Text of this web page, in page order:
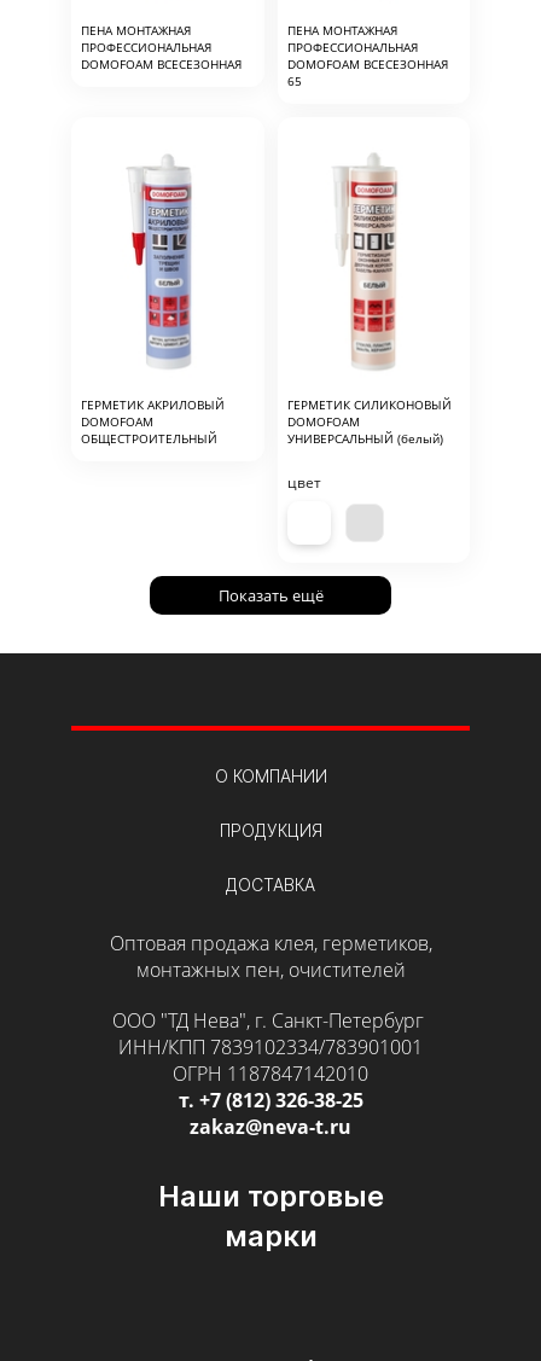
ПЕНА МОНТАЖНАЯ
ПРОФЕССИОНАЛЬНАЯ
DOMOFOAM ВСЕСЕЗОННАЯ
ПЕНА МОНТАЖНАЯ
ПРОФЕССИОНАЛЬНАЯ
DOMOFOAM ВСЕСЕЗОННАЯ
65
ГЕРМЕТИК АКРИЛОВЫЙ
DOMOFOAM
ОБЩЕСТРОИТЕЛЬНЫЙ
ГЕРМЕТИК СИЛИКОНОВЫЙ
DOMOFOAM
УНИВЕРСАЛЬНЫЙ (белый)
цвет
Показать ещё
О КОМПАНИИ
ПРОДУКЦИЯ
ДОСТАВКА
Оптовая продажа клея, герметиков,
монтажных пен, очистителей
ООО "ТД Нева", г. Санкт-Петербург
ИНН/КПП 7839102334/783901001
ОГРН 1187847142010
т. +7 (812) 326-38-25
zakaz@neva-t.ru
Наши торговые
марки